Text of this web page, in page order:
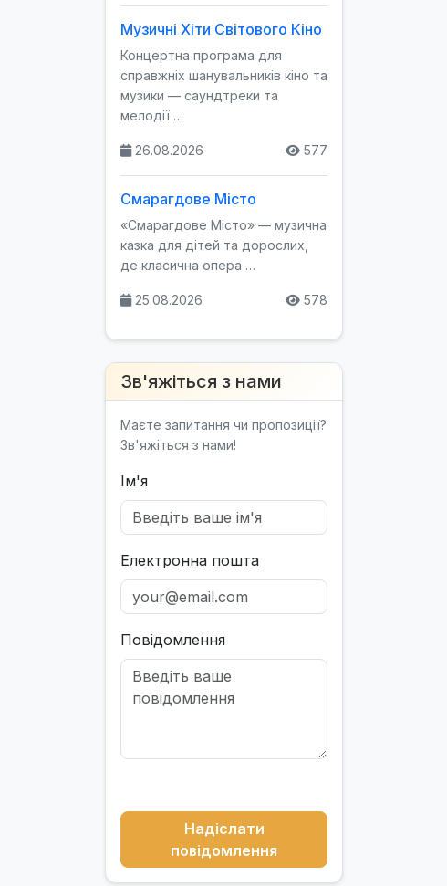
Музичні Хіти Світового Кіно
Концертна програма для
справжніх шанувальників кіно та
музики — саундтреки та
мелодії …
26.08.2026 577
Смарагдове Місто
«Смарагдове Місто» — музична
казка для дітей та дорослих,
де класична опера …
25.08.2026 578
Зв'яжіться з нами
Маєте запитання чи пропозиції?
Зв'яжіться з нами!
Ім'я
Електронна пошта
Повідомлення
Надіслати
повідомлення